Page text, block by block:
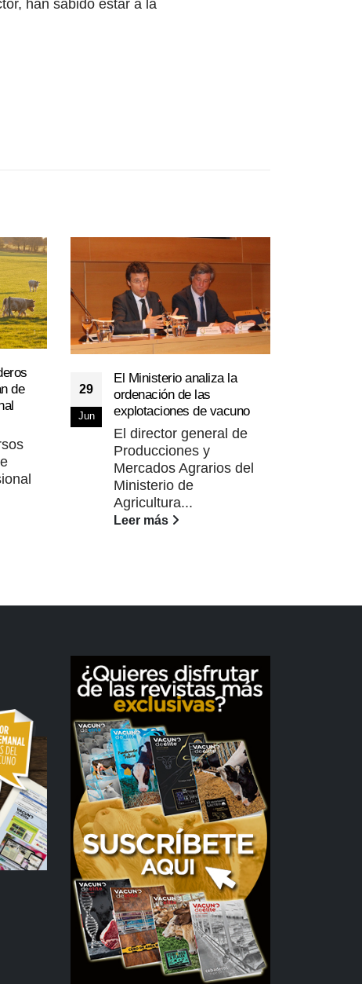
han sabido estar a la
de
29
Jun
El Ministerio analiza la
ordenación de las
explotaciones de vacuno
El director general de
Producciones y
Mercados Agrarios del
Ministerio de
Agricultura...
Leer más